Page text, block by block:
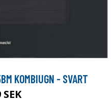
KOMBIUGN - SVART